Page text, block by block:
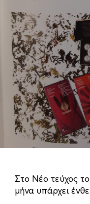
Στο Νέο τεύχος
μήνα υπάρχει